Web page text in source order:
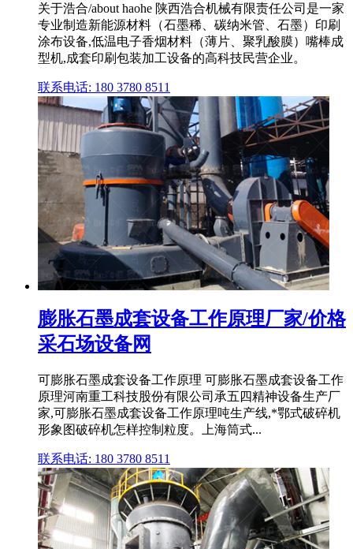
关于浩合/about haohe 陕西浩合机械有限责任公司是一家
专业制造新能源材料（石墨稀、碳纳米管、石墨）印刷
涂布设备,低温电子香烟材料（薄片、聚乳酸膜）嘴棒成
型机,成套印刷包装加工设备的高科技民营企业。
联系电话: 180 3780 8511
膨胀石墨成套设备工作原理厂家/价格
采石场设备网
可膨胀石墨成套设备工作原理 可膨胀石墨成套设备工作
原理河南重工科技股份有限公司承五四精神设备生产厂
家,可膨胀石墨成套设备工作原理吨生产线,*鄂式破碎机
形象图破碎机怎样控制粒度。上海筒式...
联系电话: 180 3780 8511